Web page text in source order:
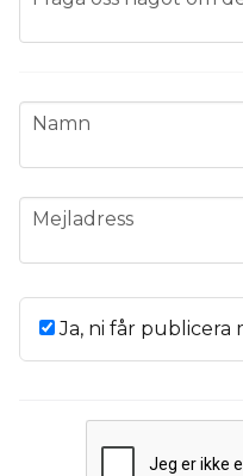
name
Namn
email
Mejladress
Ja, ni får publicera